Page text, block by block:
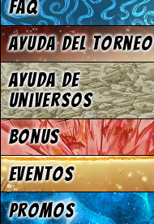
FAQ
Ayuda del torneo
Ayuda de
Universos
Bonus
Eventos
Promos